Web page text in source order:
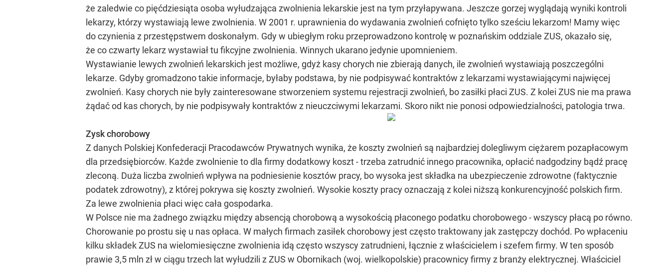
że zaledwie co pięćdziesiąta osoba wyłudzająca zwolnienia lekarskie jest na tym przyłapywana. Jeszcze gorzej wyglądają wyniki kontroli
lekarzy, którzy wystawiają lewe zwolnienia. W 2001 r. uprawnienia do wydawania zwolnień cofnięto tylko sześciu lekarzom! Mamy więc
do czynienia z przestępstwem doskonałym. Gdy w ubiegłym roku przeprowadzono kontrolę w poznańskim oddziale ZUS, okazało się,
że co czwarty lekarz wystawiał tu fikcyjne zwolnienia. Winnych ukarano jedynie upomnieniem.
Wystawianie lewych zwolnień lekarskich jest możliwe, gdyż kasy chorych nie zbierają danych, ile zwolnień wystawiają poszczególni
lekarze. Gdyby gromadzono takie informacje, byłaby podstawa, by nie podpisywać kontraktów z lekarzami wystawiającymi najwięcej
zwolnień. Kasy chorych nie były zainteresowane stworzeniem systemu rejestracji zwolnień, bo zasiłki płaci ZUS. Z kolei ZUS nie ma prawa
żądać od kas chorych, by nie podpisywały kontraktów z nieuczciwymi lekarzami. Skoro nikt nie ponosi odpowiedzialności, patologia trwa.
Zysk chorobowy
Z danych Polskiej Konfederacji Pracodawców Prywatnych wynika, że koszty zwolnień są najbardziej dolegliwym ciężarem pozapłacowym
dla przedsiębiorców. Każde zwolnienie to dla firmy dodatkowy koszt - trzeba zatrudnić innego pracownika, opłacić nadgodziny bądź pracę
zleconą. Duża liczba zwolnień wpływa na podniesienie kosztów pracy, bo wysoka jest składka na ubezpieczenie zdrowotne (faktycznie
podatek zdrowotny), z której pokrywa się koszty zwolnień. Wysokie koszty pracy oznaczają z kolei niższą konkurencyjność polskich firm.
Za lewe zwolnienia płaci więc cała gospodarka.
W Polsce nie ma żadnego związku między absencją chorobową a wysokością płaconego podatku chorobowego - wszyscy płacą po równo.
Chorowanie po prostu się u nas opłaca. W małych firmach zasiłek chorobowy jest często traktowany jak zastępczy dochód. Po wpłaceniu
kilku składek ZUS na wielomiesięczne zwolnienia idą często wszyscy zatrudnieni, łącznie z właścicielem i szefem firmy. W ten sposób
prawie 3,5 mln zł w ciągu trzech lat wyłudzili z ZUS w Obornikach (woj. wielkopolskie) pracownicy firmy z branży elektrycznej. Właściciel